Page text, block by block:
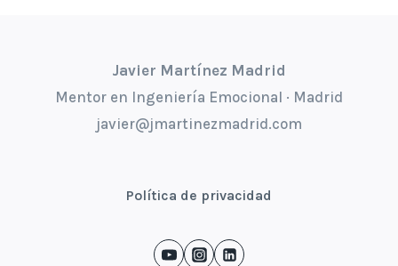
Javier Martínez Madrid
Mentor en Ingeniería Emocional · Madrid
javier@jmartinezmadrid.com
Política de privacidad